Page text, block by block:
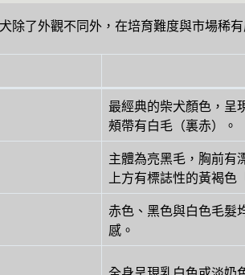
除了外觀不同外，在培育難度與市場稀有
最經典的柴犬顏色，呈
頰帶有白毛（裏赤）。
主體為亮黑毛，胸前有
上方有標誌性的黃褐色
赤色、黑色與白色毛髮
感。